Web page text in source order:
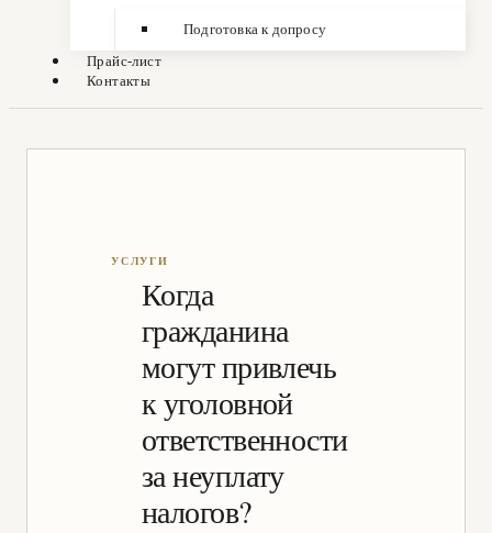
Подготовка к допросу
Прайс-лист
Контакты
Когда
гражданина
могут привлечь
к уголовной
ответственности
за неуплату
налогов?